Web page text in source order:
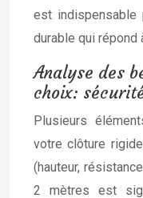
est indispensable
durable qui
Analyse des
choix:
Plusieurs
votre clôture
(hauteur,
2 mètres est